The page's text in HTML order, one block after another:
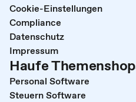
Cookie-Einstellungen
Compliance
Datenschutz
Impressum
Haufe
Personal Software
Steuern Software